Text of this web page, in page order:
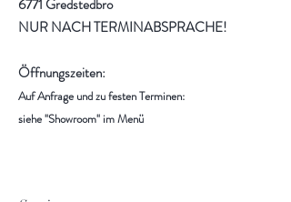
6771 Gredstedbro
NUR NACH TERMINABSPRACHE!
Öffnungszeiten:
Auf Anfrage und zu festen Terminen:
siehe "Showroom" im Menü